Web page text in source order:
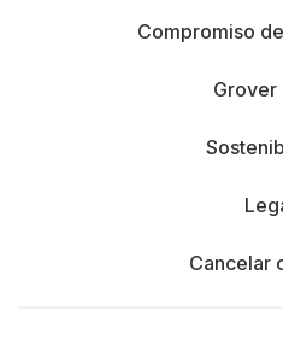
Compromiso
Grover
Cancelar